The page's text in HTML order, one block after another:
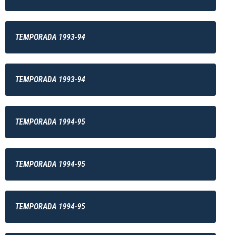
TEMPORADA 1993-94
TEMPORADA 1993-94
TEMPORADA 1994-95
TEMPORADA 1994-95
TEMPORADA 1994-95